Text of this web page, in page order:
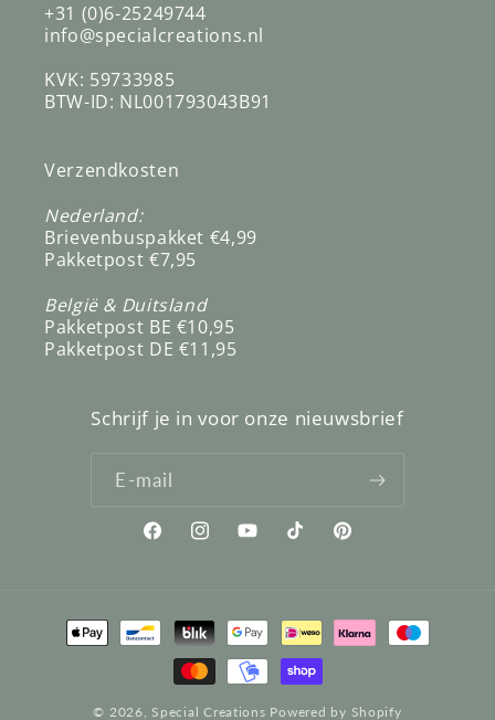
+31 (0)6-25249744
info@specialcreations.nl
KVK: 59733985
BTW-ID: NL001793043B91
Verzendkosten
Nederland:
Brievenbuspakket €4,99
Pakketpost €7,95
België & Duitsland
Pakketpost BE €10,95
Pakketpost DE €11,95
Schrijf je in voor onze nieuwsbrief
E‑mail
FacebookInstagramYouTubeTikTokPinterest
Betaalmethoden
© 2026,Special Creations Powered by Shopify